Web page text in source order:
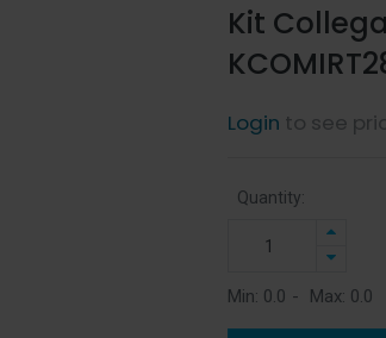
Kit
Login to see
Quantity:
Min: 0.0 - Max: 0.0